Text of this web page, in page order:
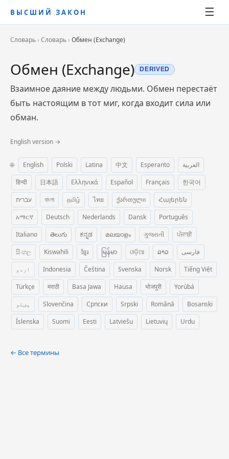
ВЫСШИЙ ЗАКОН ☰
Словарь › Словарь › Обмен (Exchange)
Обмен (Exchange) DERIVED
Взаимное даяние между людьми. Обмен перестаёт
быть настоящим в тот миг, когда входит сила или
обман.
English version →
🌐 English Polski Latina 中文 Esperanto
العربية
हिन्दी
日本語 Ελληνικά Español Français
한국어
עברית
বাংলা தமிழ் ไทย ქართული
Հայերեն
አማርኛ
Deutsch Nederlands Dansk
Português
Italiano
తెలుగు ಕನ್ನಡ മലയാളം ગુજરાતી
ਪੰਜਾਬੀ
සිංහල
Kiswahili ខ្មែរ မြန်မာ ଓଡ଼ିଆ ລາວ
فارسی
اردو
Indonesia Čeština Svenska Norsk
Tiếng Việt
Türkçe
मराठी Basa Jawa Hausa भोजपुरी
Yorùbá
پښتو
Slovenčina Српски Srpski Română
Bosanski
Íslenska
Suomi Eesti Latviešu Lietuvių Urdu
← Все термины